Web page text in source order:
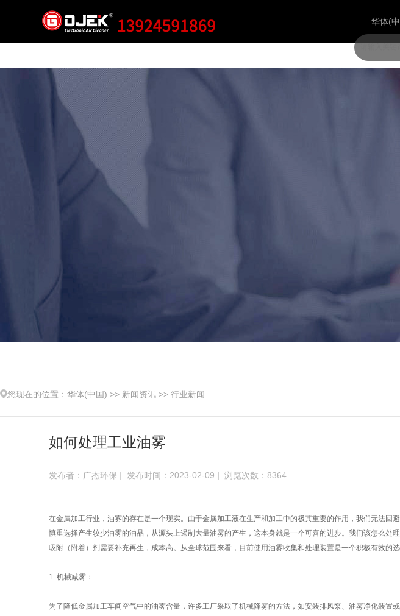
华体(
您现在的位置： 华体(中国) >> 新闻资讯 >> 行业新闻
如何处理工业油雾
发布者：广杰环保 | 发布时间：2023-02-09 | 浏览次数：8364
在金属加工行业，油雾的存在是一个现实。由于金属加工液在生产和加工中的极其重要的作用，我们无法
慎重选择产生较少油雾的油品，从源头上遏制大量油雾的产生，这本身就是一个可喜的进步。我们该怎么处
吸附（附着）剂需要补充再生，成本高。从全球范围来看，目前使用油雾收集和处理装置是一个积极有效的选
1. 机械减雾：
为了降低金属加工车间空气中的油雾含量，许多工厂采取了机械降雾的方法，如安装排风泵、油雾净化装